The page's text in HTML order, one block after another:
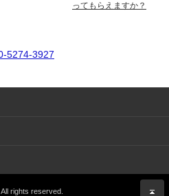
ってもらえますか？
All rights reserved.